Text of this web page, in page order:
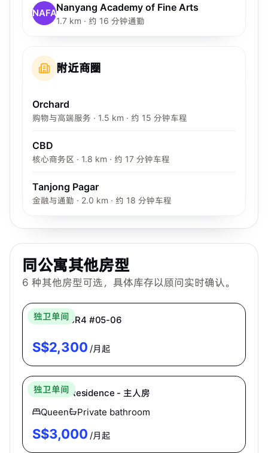
NAFANanyang Academy of Fine Arts
1.7 km · 约 16 分钟通勤
附近商圈
Orchard
购物与高端服务 · 1.5 km · 约 15 分钟车程
CBD
核心商务区 · 1.8 km · 约 17 分钟车程
Tanjong Pagar
金融与通勤 · 2.0 km · 约 18 分钟车程
同公寓其他房型
6 种其他房型可选，具体库存以顾问实时确认。
独卫单间
Bespoke Habitat 共居
主人房 MBR4 #05-06
S$2,300 /月起
独卫单间
Oleanas Residence - 主人房
Queen
Private bathroom
S$3,000 /月起